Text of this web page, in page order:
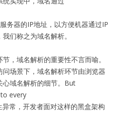
务器的IP地址，以方便机器通过IP
们称之为域名解析。
，域名解析的重要性不言而喻。
场景下，域名解析环节由浏览器
心域名解析的细节。But
every
常，开发者面对这样的黑盒架构